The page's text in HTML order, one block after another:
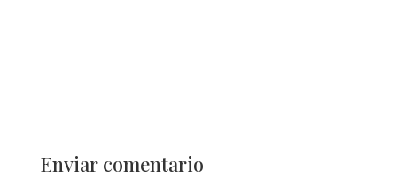
Enviar comentario